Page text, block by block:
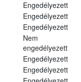
Engedélyezett
Engedélyezett
Engedélyezett
Nem
engedélyezett
Engedélyezett
Engedélyezett